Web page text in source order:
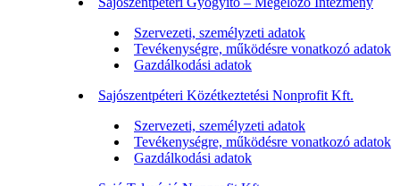
Szervezeti, személyzeti adatok
Tevékenységre, működésre vonatkozó adatok
Gazdálkodási adatok
Sajószentpéteri Közétkeztetési Nonprofit Kft.
Szervezeti, személyzeti adatok
Tevékenységre, működésre vonatkozó adatok
Gazdálkodási adatok